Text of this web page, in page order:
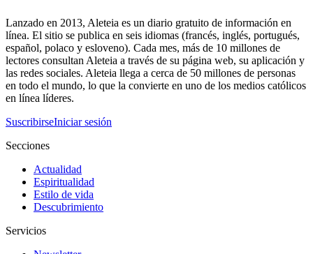
Lanzado en 2013, Aleteia es un diario gratuito de información en
línea. El sitio se publica en seis idiomas (francés, inglés, portugués,
español, polaco y esloveno). Cada mes, más de 10 millones de
lectores consultan Aleteia a través de su página web, su aplicación y
las redes sociales. Aleteia llega a cerca de 50 millones de personas
en todo el mundo, lo que la convierte en uno de los medios católicos
en línea líderes.
SuscribirseIniciar sesión
Secciones
Actualidad
Espiritualidad
Estilo de vida
Descubrimiento
Servicios